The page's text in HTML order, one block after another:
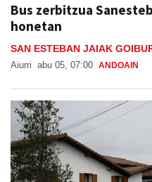
Bus zerbitzua
honetan
SAN ESTEBAN JAIAK
Aiurri abu 05, 07:00 ANDOAIN